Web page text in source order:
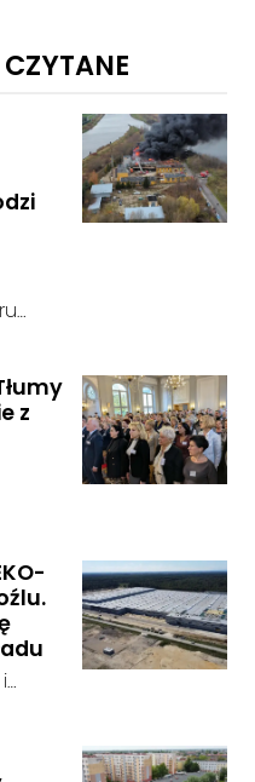
artykułu:
z
Na
z
artykułu:
artykułu: